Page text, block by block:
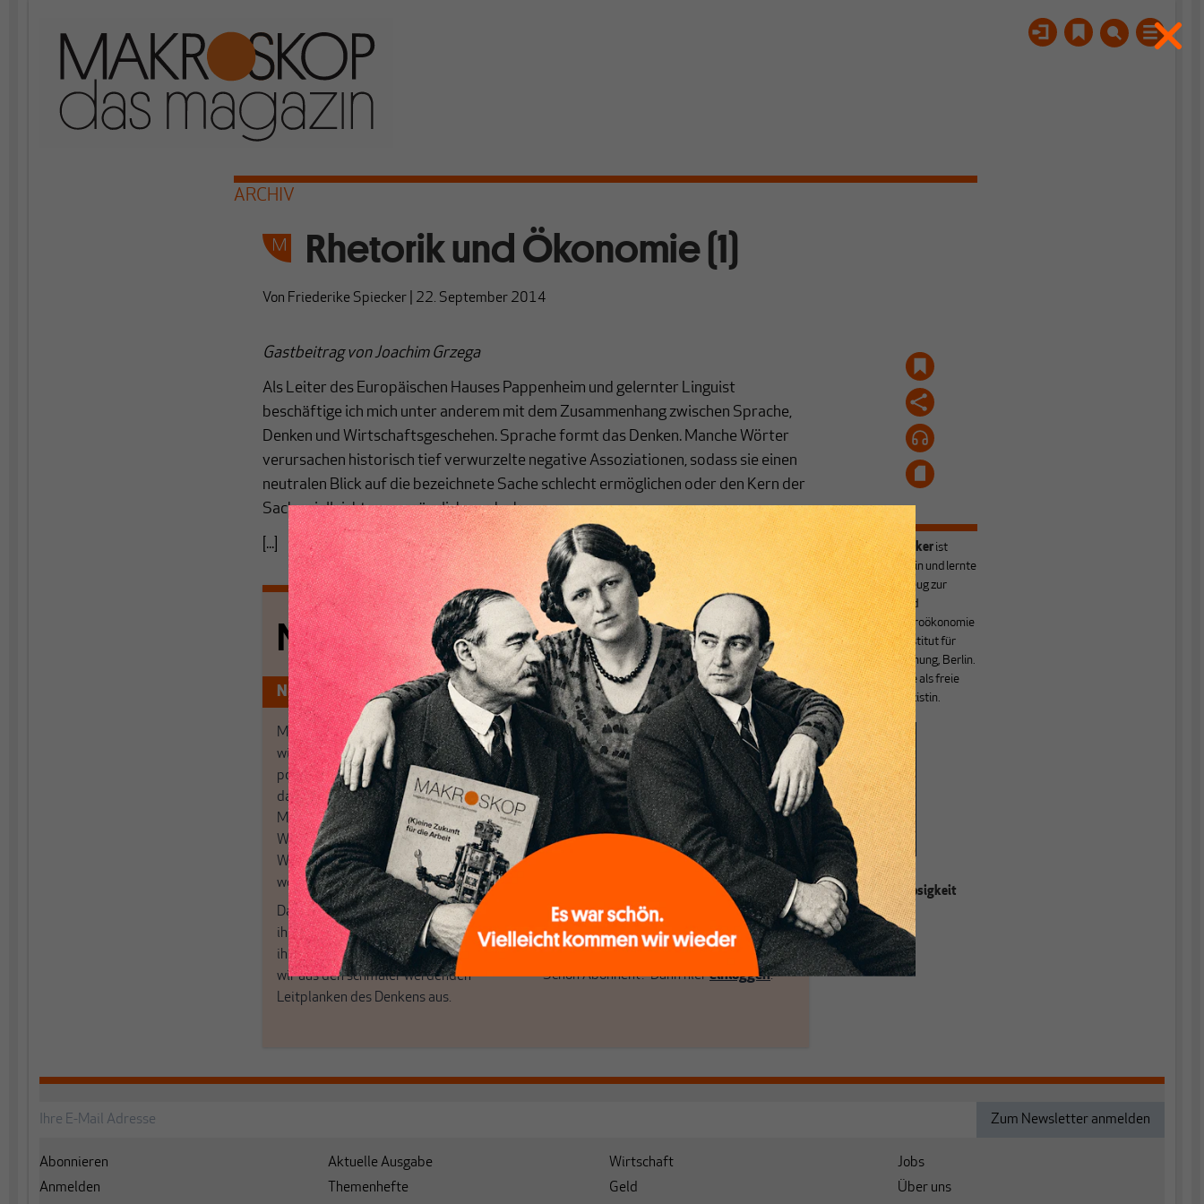
ARCHIV
Rhetorik und Ökonomie (1)
Von Friederike Spiecker 22. September 2014
Gastbeitrag von Joachim Grzega
Als Leiter des Europäischen Hauses Pappenheim und gelernter Linguist
beschäftige ich mich unter anderem mit dem Zusammenhang zwischen Sprache,
Denken und Wirtschaftsgeschehen. Sprache formt das Denken. Manche Wörter
verursachen historisch tief verwurzelte negative Assoziationen, sodass sie einen
neutralen Blick auf die bezeichnete Sache schlecht ermöglichen oder den Kern der
Sache vielleicht sogar gänzlich verdecken.
[...]
Nichts schreibt sich von allein!
Nur für Abonnenten
MAKROSKOP analysiert
wirtschaftspolitische Themen aus einer
postkeynesianischen Perspektive und ist
damit in Deutschland einzigartig.
MAKROSKOP steht für das große Ganze.
Wir haben einen Blick auf Geld,
Wirtschaft und Politik, den Sie so
woanders nicht finden.
Dabei leben wir von unseren Autoren,
ihren Recherchen, ihrem Wissen und
ihrem Enthusiasmus. Gemeinsam scheren
wir aus den schmaler werdenden
Leitplanken des Denkens aus.
Wir verlassen die journalistische
Filterblase, in der sich viele eingerichtet
haben. Wir öffnen Fenster und bringen
frische Luft in die engen und verstaubten
Debattenräume.
Brauchen Sie auch frische Luft? Dann
folgen Sie einfach dem Button.
ABONNIEREN SIE MAKROSKOP
Schon Abonnent? Dann hiereinloggen!
Friederike Spieckerist
Diplom-Volkswirtin und lernte
das Handwerkszeug zur
theoretischen und
empirischen Makroökonomie
am Deutschen Institut für
Wirtschaftsforschung, Berlin.
Heute arbeitet sie als freie
Wirtschaftspublizistin.
Das Ende der
Massenarbeitslosigkeit
Abonnieren
Anmelden
Aktuelle Ausgabe
Themenhefte
Wirtschaft
Geld
Jobs
Über uns